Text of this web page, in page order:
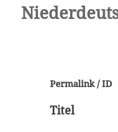
Permalink / ID
Titel